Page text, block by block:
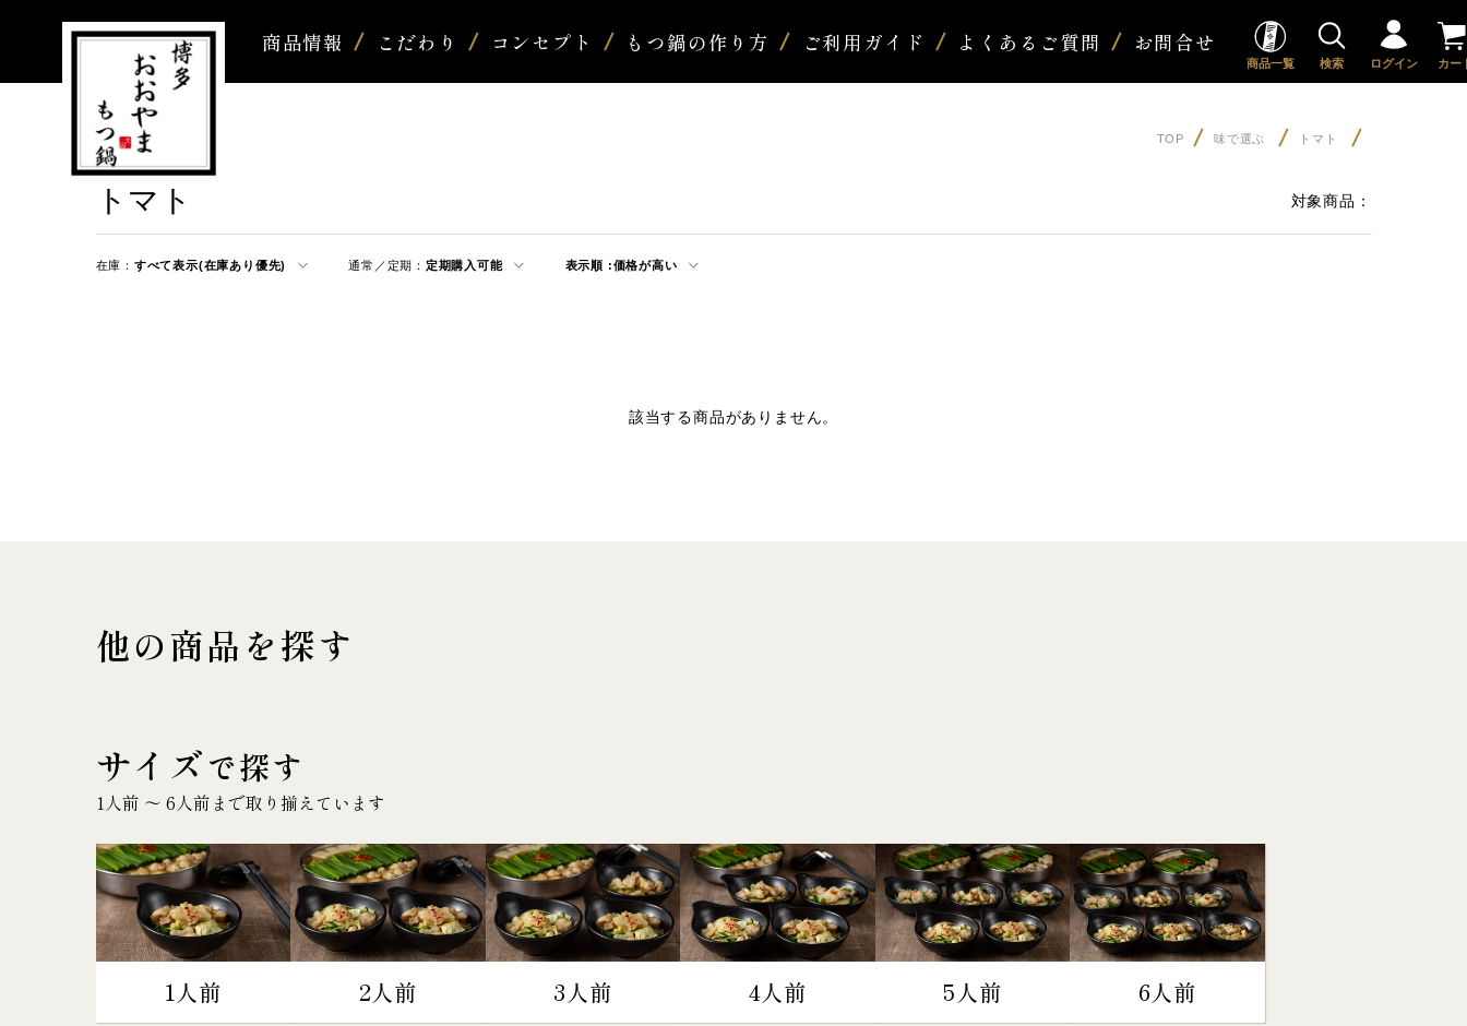
商品情報 こだわり コンセプト もつ鍋の作り方 ご利用ガイド よくあるご質問 お問合せ
商品一覧 検索 ログイン カー
TOP 味で選ぶ トマト
トマト 対象商品：
在庫： すべて表示(在庫あり優先) 通常／定期： 定期購入可能 表示順 :価格が高い
該当する商品がありません。
他の商品を探す
サイズで探す
1人前 〜 6人前まで取り揃えています
1人前 2人前 3人前 4人前 5人前 6人前